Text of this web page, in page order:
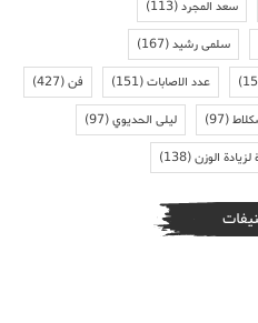
سعد المجرد(113)
سلمى رشيد(167)
عدد الاصابات(151) فن(427)
(97) ليلى الحديوي(97)
الوزن(138)